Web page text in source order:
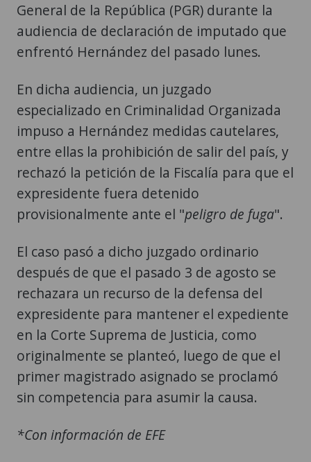
General de la República (PGR) durante la
audiencia de declaración de imputado que
enfrentó Hernández del pasado lunes.
En dicha audiencia, un juzgado
especializado en Criminalidad Organizada
impuso a Hernández medidas cautelares,
entre ellas la prohibición de salir del país, y
rechazó la petición de la Fiscalía para que el
expresidente fuera detenido
provisionalmente ante el "peligro de fuga".
El caso pasó a dicho juzgado ordinario
después de que el pasado 3 de agosto se
rechazara un recurso de la defensa del
expresidente para mantener el expediente
en la Corte Suprema de Justicia, como
originalmente se planteó, luego de que el
primer magistrado asignado se proclamó
sin competencia para asumir la causa.
*Con información de EFE